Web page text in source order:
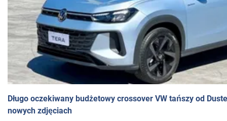
Długo oczekiwany budżetowy crossover VW tańszy od
nowych zdjęciach